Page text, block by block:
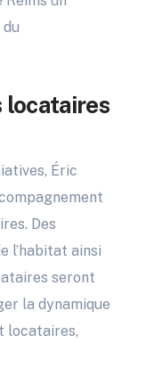
locataires
Éric
Des
l’habitat ainsi
seront
la dynamique
locataires,